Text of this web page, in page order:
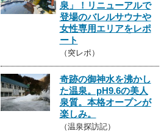
泉」！リニューアルで
登場のバレルサウナや
女性専用エリアをレポ
ート
（突レポ）
奇跡の御神水を沸かし
た温泉。pH9.6の美人
泉質。本格オープンが
楽しみ。
（温泉探訪記）